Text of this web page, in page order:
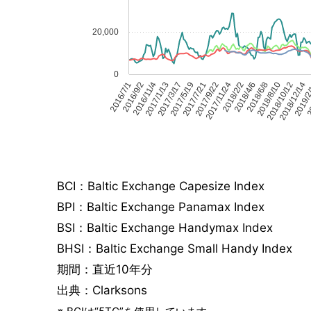
2016/7/1 2017/11/24
2016/9/2
2016/11/4
2017/1/132017/3/172017/5/192017/7/212017/9/222018/2/22018/4/62018/6/8
2018/8/10
2018/10/12
2018/12/14
0
20,000
BCI：Baltic Exchange Capesize Index
BPI：Baltic Exchange Panamax Index
BSI：Baltic Exchange Handymax Index
BHSI：Baltic Exchange Small Handy Index
期間：直近10年分
出典：Clarksons